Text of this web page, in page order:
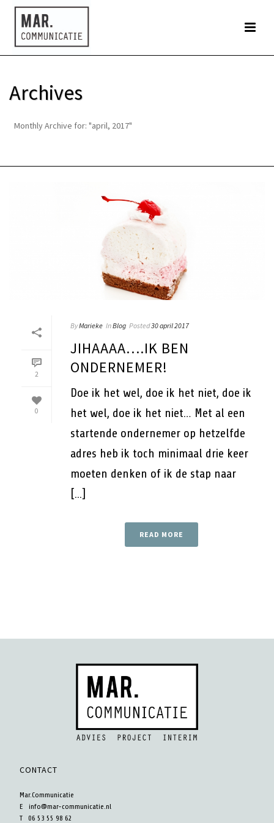
Archives
Monthly Archive for: "april, 2017"
2
0
ByMarieke InBlog Posted30 april 2017
JIHAAAA….IK BEN
ONDERNEMER!
Doe ik het wel, doe ik het niet, doe ik
het wel, doe ik het niet… Met al een
startende ondernemer op hetzelfde
adres heb ik toch minimaal drie keer
moeten denken of ik de stap naar
[...]
READ MORE
CONTACT
Mar.Communicatie
Einfo@mar-communicatie.nl
T 06 53 55 98 62